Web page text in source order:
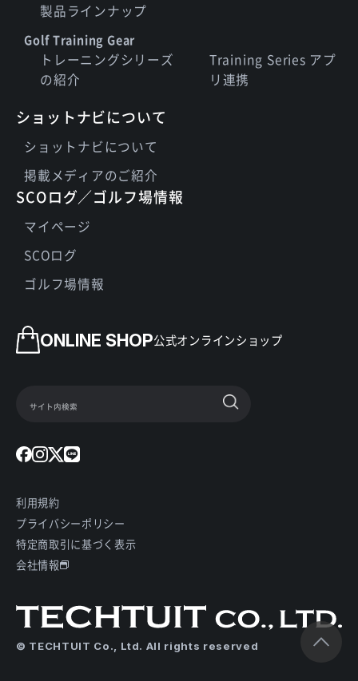
ONLINE SHOP公式オンラインショップ
利用規約
プライバシーポリシー
特定商取引に基づく表示
会社情報
© TECHTUIT Co., Ltd. All rights reserved
製品ラインナップ
Golf Training Gear
トレーニングシリーズ
の紹介
Training Series アプ
リ連携
ショットナビについて
ショットナビについて
掲載メディアのご紹介
SCOログ／ゴルフ場情報
マイページ
SCOログ
ゴルフ場情報